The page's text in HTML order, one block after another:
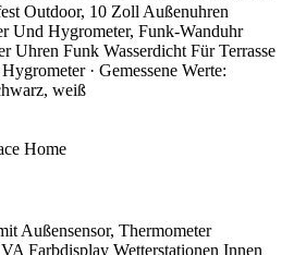
Outdoor, 10 Zoll Außenuhren
Und Hygrometer, Funk-Wanduhr
Uhren Funk Wasserdicht Für Terrasse
· Gemessene Werte:
weiß